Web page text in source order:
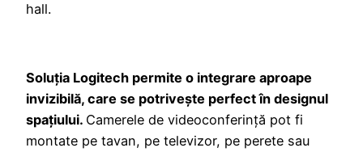
hall.
Soluția Logitech permite o integrare aproape
invizibilă, care se potrivește perfect în designul
spațiului. Camerele de videoconferință pot fi
montate pe tavan, pe televizor, pe perete sau